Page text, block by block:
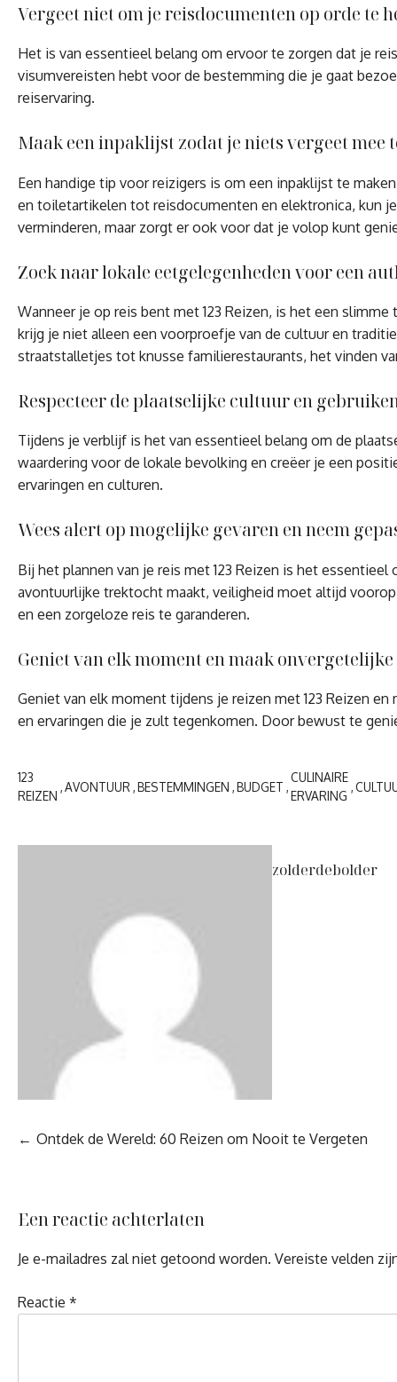
Vergeet niet om je reisdocumenten op orde te
Het is van essentieel belang om ervoor te zorgen dat je
visumvereisten hebt voor de bestemming die je gaat
reiservaring.
Maak een inpaklijst zodat je niets vergeet mee
Een handige tip voor reizigers is om een inpaklijst te
en toiletartikelen tot reisdocumenten en elektronica, kun
verminderen, maar zorgt er ook voor dat je volop kunt
Zoek naar lokale eetgelegenheden voor een
Wanneer je op reis bent met 123 Reizen, is het een
krijg je niet alleen een voorproefje van de cultuur en
straatstalletjes tot knusse familierestaurants, het vinden
Respecteer de plaatselijke cultuur en
Tijdens je verblijf is het van essentieel belang om de
waardering voor de lokale bevolking en creëer je een
ervaringen en culturen.
Wees alert op mogelijke gevaren en neem
Bij het plannen van je reis met 123 Reizen is het
avontuurlijke trektocht maakt, veiligheid moet altijd
en een zorgeloze reis te garanderen.
Geniet van elk moment en maak
Geniet van elk moment tijdens je reizen met 123 Reizen
en ervaringen die je zult tegenkomen. Door bewust te
123
REIZEN
AVONTUUR BESTEMMINGEN BUDGET
CULINAIRE
ERVARING
zolderdebolder
Berichtnavigatie
Ontdek de Wereld: 60 Reizen om Nooit te Vergeten
Een reactie achterlaten
Je e-mailadres zal niet getoond worden. Vereiste velden
Reactie *